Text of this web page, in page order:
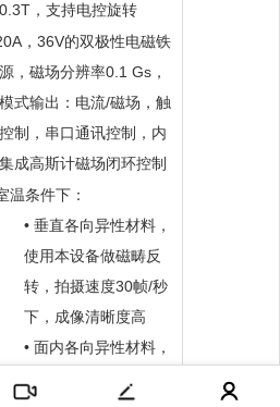
0.3T ，支持电控旋转
， 36V的双极性电磁铁
，磁场分辨率0.1 Gs ，
式输出 ： 电流/磁场，触
制，串口通讯控制，内
成高斯计磁场闭环控制
温条件下：
• 垂直各向异性材料，
使用本设备做磁畴反
转，拍摄速度30帧/秒
下，成像清晰度高
• 面内各向异性材料，